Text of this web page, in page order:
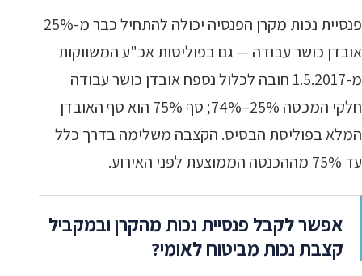
פנסיית נכות מקרן הפנסיה יכולה להתחיל כבר מ-25%
אובדן כושר עבודה — גם בפוליסות אכ"ע המשווקות
מ-1.5.2017 חובה לכלול נספח אובדן כושר עבודה
חלקי המכסה 25%–74%; סף 75% הוא סף האובדן
המלא בפוליסת הבסיס. הקצבה משלימה בדרך כלל
עד 75% מההכנסה הממוצעת לפני האירוע.
אפשר לקבל פנסיית נכות מהקרן ובמקביל
קצבת נכות מביטוח לאומי?